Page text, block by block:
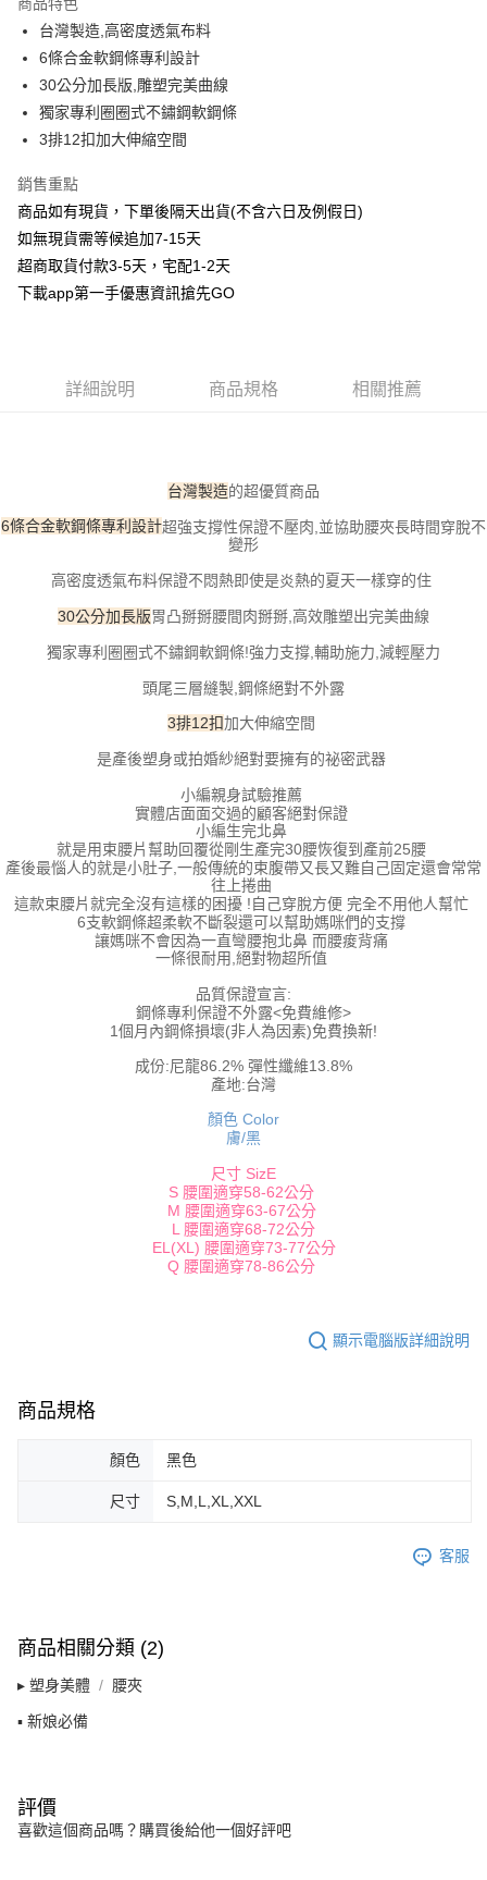
合作金庫商業銀行
華南商業銀行
上海商業儲蓄銀行
國泰世華商業銀行
臺灣中小企業銀行
匯豐（台灣）商業銀行
聯邦商業銀行
元大商業銀行
台新國際商業銀行
中國信託商業銀行
台灣樂天信用卡公司
6 期 0 利率 每期
華南商業銀行
上海商業儲蓄銀行
國泰世華商業銀行
臺灣中小企業銀行
聯邦商業銀行
元大商業銀行
永豐商業銀行
玉山商業銀行
台灣樂天信用卡公司
超商取貨付款
LINE Pay
Apple Pay
街口支付
悠遊付
【關於「AFTEE先享後付」】
２．便利：只要手機號碼，簡訊認證，即可結帳。
結帳頁面，進行簡訊認證並確認金額後，即可完成結帳。
２．訂單成立數日內，您將收到繳費通知簡訊。
３．收到繳費通知簡訊後14天內，點擊此簡訊中的連結，可透過四大超商／
ATM／網路銀行／等多元方式進行付款，方視為交易完成。
購買商品的店家。未經商家同意取消之訂單仍視為有效，需透過AFTEE先享
※ 交易是否成功請以「AFTEE先享後付 」之結帳頁面顯示為準，若有關於
客戶支援中心」https://netprotections.freshdesk.com/support/home
１．透過由恩沛科技股份有限公司提供之「AFTEE先享後付」服務完成之交
易，需依本服務之必要範圍內提供個人資料，並將交易相關給付款項請求債
權轉讓予恩沛科技股份有限公司。
https://aftee.tw/terms/#terms3
３．未成年的使用者請事先徵得法定代理人或監護人之同意方可使用
「AFTEE先享後付」，若未經同意申辦者引起之損失，本公司不負相關責
４．使用「AFTEE先享後付」時，將依據個別帳號之用戶狀況，依本公司即
時審查核予不同之上限額度；若仍有額度不足之情形，本公司將視審查結果
請求用戶進行身份認證。
５．嚴禁一人註冊多個帳號或使用他人資訊註冊。若發現惡意使用之情形，
恩沛科技股份有限公司將有權停止該用戶之使用額度並採取法律行動。
每筆NT$100，滿NT$800(含以上)免運費
付款後7-11取貨
每筆NT$100，滿NT$800(含以上)免運費
每筆NT$100，滿NT$800(含以上)免運費
台灣製造,高密度透氣布料
6條合金軟鋼條專利設計
30公分加長版,雕塑完美曲線
獨家專利圈圈式不鏽鋼軟鋼條
3排12扣加大伸縮空間
銷售重點
商品如有現貨，下單後隔天出貨(不含六日及例假日)
如無現貨需等候追加7-15天
超商取貨付款3-5天，宅配1-2天
下載app第一手優惠資訊搶先GO
詳細說明 商品規格 相關推薦
台灣製造的超優質商品
6條合金軟鋼條專利設計超強支撐性保證不壓肉,並協助腰夾長時間穿脫不
變形
高密度透氣布料保證不悶熱即使是炎熱的夏天一樣穿的住
30公分加長版胃凸掰掰腰間肉掰掰,高效雕塑出完美曲線
獨家專利圈圈式不鏽鋼軟鋼條!強力支撐,輔助施力,減輕壓力
頭尾三層縫製,鋼條絕對不外露
3排12扣加大伸縮空間
是產後塑身或拍婚紗絕對要擁有的祕密武器
小編親身試驗推薦
實體店面面交過的顧客絕對保證
小編生完北鼻
就是用束腰片幫助回覆從剛生產完30腰恢復到產前25腰
產後最惱人的就是小肚子,一般傳統的束腹帶又長又難自己固定還會常常
往上捲曲
這款束腰片就完全沒有這樣的困擾 !自己穿脫方便 完全不用他人幫忙
6支軟鋼條超柔軟不斷裂還可以幫助媽咪們的支撐
讓媽咪不會因為一直彎腰抱北鼻 而腰痠背痛
一條很耐用,絕對物超所值
品質保證宣言:
鋼條專利保證不外露<免費維修>
1個月內鋼條損壞(非人為因素)免費換新!
成份:尼龍86.2% 彈性纖維13.8%
產地:台灣
顏色 Color
膚/黑
尺寸 SizE
S 腰圍適穿58-62公分
M 腰圍適穿63-67公分
L 腰圍適穿68-72公分
EL(XL) 腰圍適穿73-77公分
Q 腰圍適穿78-86公分
顯示電腦版詳細說明
商品規格
顏色 黑色
尺寸 S,M,L,XL,XXL
客服
商品相關分類 (2)
▸ 塑身美體 腰夾
▪ 新娘必備
評價
喜歡這個商品嗎？購買後給他一個好評吧